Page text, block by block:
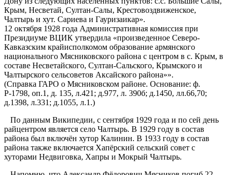
Крым, Несветай, Султан-Салы, Крестовоздвиженское,
Чалтырь и хут. Сариева и Гауризаикар».
12 октября 1928 года Административная комиссия при
Президиуме ВЦИК утвердила «произведенное Северо-
Кавказским крайисполкомом образование армянского
национального Мясниковского района с центром в с. Крым, в
составе Несветайского, Султан-Сальского, Крымского и
Чалтырского сельсоветов Аксайского района»».
(Справка ГАРО о Мясниковском районе. Основание: ф.
Р-1798, оп.1, д. 135, л.421; д.977, л. 390б; д.1450, лл.66,70;
д.1398, л.331; д.1055, л.1.)
По данным Википедии, с сентября 1929 года и по сей день
райцентром является село Чалтырь. В 1929 году в состав
района был включён хутор Калинин. В 1933 году в состав
района также включается Хапёрский сельский совет с
хуторами Недвиговка, Хапры и Мокрый Чалтырь.